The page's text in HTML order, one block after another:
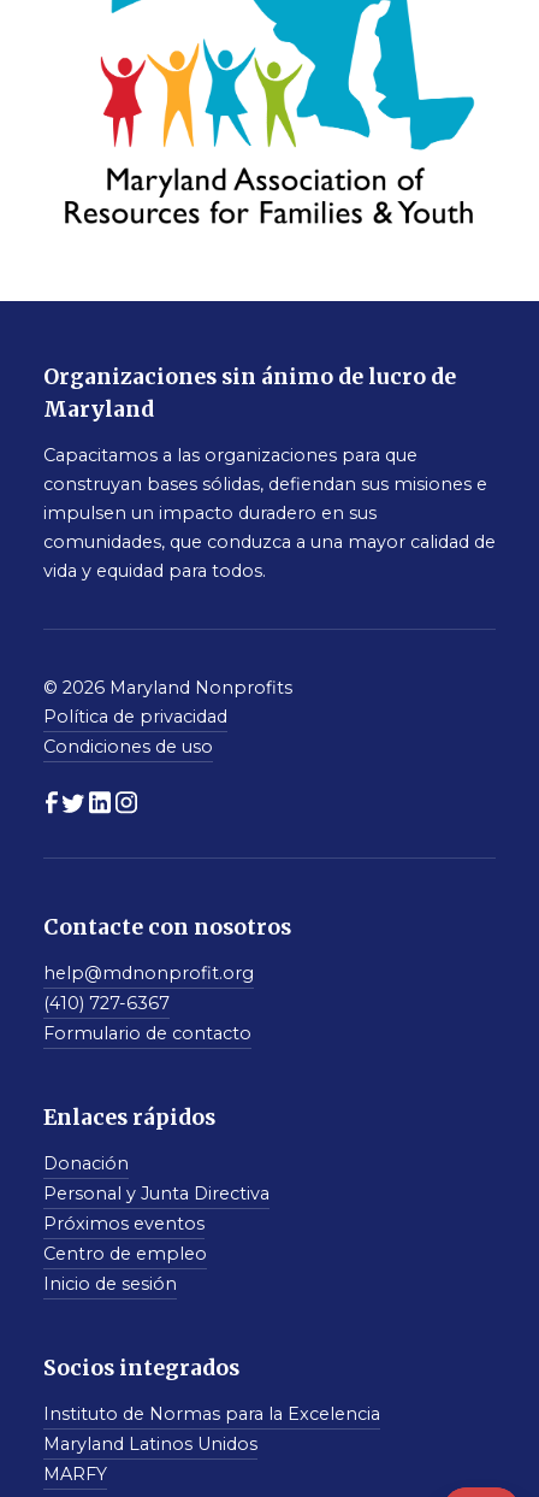
Organizaciones sin ánimo de lucro de
Maryland
Capacitamos a las organizaciones para que
construyan bases sólidas, defiendan sus misiones e
impulsen un impacto duradero en sus
comunidades, que conduzca a una mayor calidad de
vida y equidad para todos.
© 2026 Maryland Nonprofits
Política de privacidad
Condiciones de uso
Contacte con nosotros
help@mdnonprofit.org
(410) 727-6367
Formulario de contacto
Enlaces rápidos
Donación
Personal y Junta Directiva
Próximos eventos
Centro de empleo
Inicio de sesión
Socios integrados
Instituto de Normas para la Excelencia
Maryland Latinos Unidos
MARFY